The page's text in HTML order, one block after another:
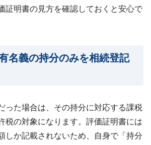
証明書の見方を確認しておくと安心で
名義の持分のみを相続登記
った場合は、その持分に対応する課税
税の対象になります。評価証明書には
しか記載されないため、自身で「持分